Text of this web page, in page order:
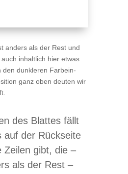
anders als der Rest und
inhalt­lich hier etwas
den dunk­le­ren Farb­ein­
ganz oben deu­ten wir
des Blat­tes fällt
auf der Rück­seite
Zei­len gibt, die –
als der Rest –